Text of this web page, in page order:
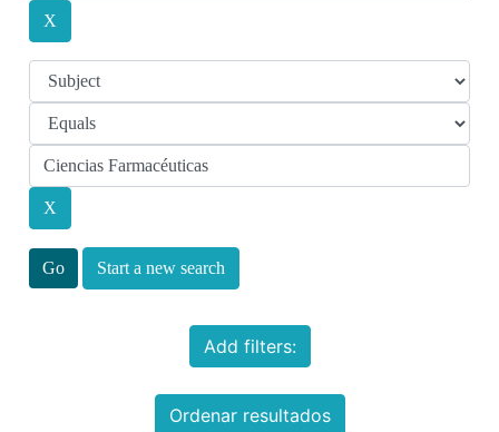
Start a new search
Add filters:
Ordenar resultados